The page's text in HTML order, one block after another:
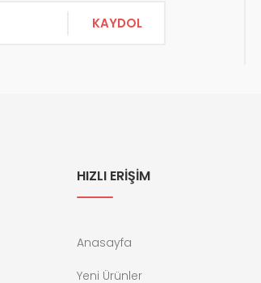
KAYDOL
HIZLI ERİŞİM
Anasayfa
Yeni Ürünler